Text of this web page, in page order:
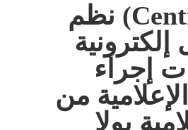
(Centre MINE) نظم
إجراء
من
بولا